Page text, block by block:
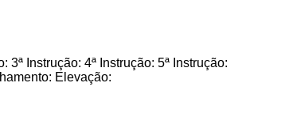
3ª Instrução: 4ª Instrução: 5ª Instrução:
Elevação: